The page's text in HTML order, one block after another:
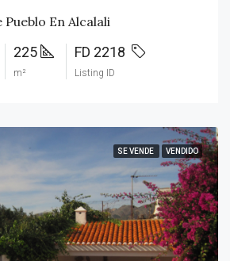
Pueblo En Alcalali
225
m²
FD 2218
Listing ID
SE VENDE VENDIDO